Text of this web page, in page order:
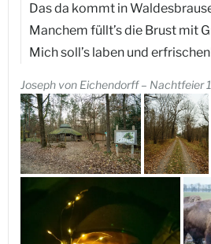
Das da kommt in
Manchem füllt’s die Brust mit
Mich soll’s laben und
Joseph von Eichendorff – Nachtfeier